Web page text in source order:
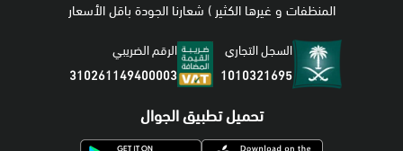
المنظفات و غيرها الكثير ) شعارنا الجودة باقل الأسعار
السجل التجاري
1010321695
الرقم الضريبي
310261149400003
تحميل تطبيق الجوال